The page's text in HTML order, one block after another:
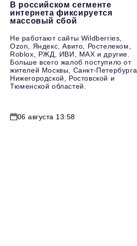
В российском сегменте
интернета фиксируется
массовый сбой
Не работают сайты Wildberries,
Ozon, Яндекс, Авито, Ростелеком,
Roblox, РЖД, ИВИ, MAX и другие.
Больше всего жалоб поступило от
жителей Москвы, Санкт-Петербурга,
Нижегородской, Ростовской и
Тюменской областей.
06 августа 13:58